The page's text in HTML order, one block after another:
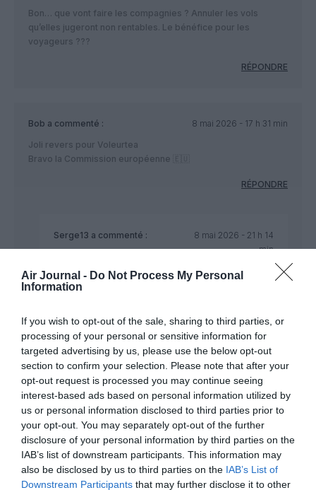
Air Journal - Do Not Process My Personal
Information
If you wish to opt-out of the sale, sharing to third parties, or
processing of your personal or sensitive information for
targeted advertising by us, please use the below opt-out
section to confirm your selection. Please note that after your
opt-out request is processed you may continue seeing
interest-based ads based on personal information utilized by
us or personal information disclosed to third parties prior to
your opt-out. You may separately opt-out of the further
disclosure of your personal information by third parties on the
IAB’s list of downstream participants. This information may
also be disclosed by us to third parties on the IAB’s List of
Downstream Participants that may further disclose it to other
Bon… que vont faire les compagnies ? Annuler les vols
qu’elles jugeront non rentables. Le bénéfice pour les
voyageurs ???
RÉPONDRE
Bob a commenté :
8 mai 2026 - 17 h 31 min
Joli revers pour Voleurtea
Bravo la Commission européenne 🇪🇺
RÉPONDRE
Serge13 a commenté :
8 mai 2026 - 21 h 14
min
C’est fou un tel commentaire. Dites moi lors de
l’augmentation de la taxe dite Chirac, Transavia nous
tout le monde a payé. En france lorsque les
journalistes s’emparent d’un sujet il devient
politique. Quand ça les arrange en fait. Et les
moutons suivent sans savoir ce qui a été fait
précédemment.
RÉPONDRE
Lyonnnaisa commenté :
10 mai 2026 - 3 h
47 min